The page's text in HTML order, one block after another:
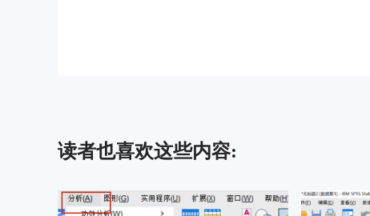
读者也喜欢这些内容: